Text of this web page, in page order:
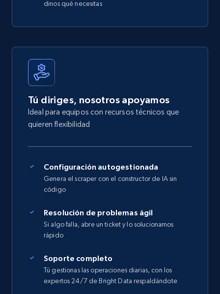
dinos qué necesitas
Tú diriges, nosotros apoyamos
Ideal para equipos con recursos técnicos que
quieren flexibilidad
Configuración autogestionada
Genera el scraper con el constructor de IA sin
código
Resolución de problemas ágil
Si algo falla, abre un ticket y lo solucionamos
rápido
Soporte completo
Tú gestionas las operaciones diarias, con los
expertos 24/7 de Bright Data respaldándote